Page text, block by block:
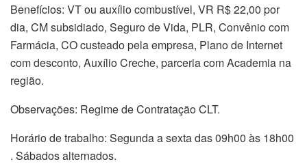
Benefícios: VT ou auxílio combustível, VR R$ 22,00 por
dia, CM subsidiado, Seguro de Vida, PLR, Convênio com
Farmácia, CO custeado pela empresa, Plano de Internet
com desconto, Auxílio Creche, parceria com Academia na
região.
Observações: Regime de Contratação CLT.
Horário de trabalho: Segunda a sexta das 09h00 às 18h00
. Sábados alternados.